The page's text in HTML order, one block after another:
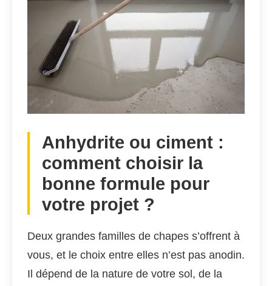
Anhydrite ou ciment :
comment choisir la
bonne formule pour
votre projet ?
Deux grandes familles de chapes s’offrent à
vous, et le choix entre elles n’est pas anodin.
Il dépend de la nature de votre sol, de la